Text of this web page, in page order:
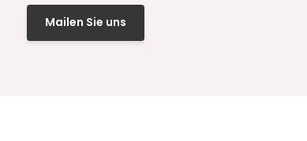
Mailen Sie uns